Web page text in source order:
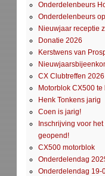
Onderdelenbeurs
Onderdelenbeurs
Nieuwjaar receptie
Donatie 2026
Kerstwens van
CX Clubtreffen
Motorblok CX500 te
Henk Tonkens jarig
Coen is jarig!
Inschrijving voor
geopend!
CX500 motorblok
Onderdelendag
Onderdelendag 19-